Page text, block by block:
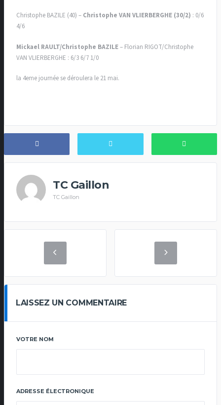
Christophe BAZILE (40) – Christophe VAN VLIERBERGHE (30/2) : 0/6
4/6
Mickael RAULT/Christophe BAZILE– Florian RIGOT/Christophe
VAN VLIERBERGHE : 6/3 6/7 1/0
la 4eme journée se déroulera le 21 mai.
TC Gaillon
TC Gaillon
LAISSEZ UN COMMENTAIRE
VOTRE NOM
ADRESSE ÉLECTRONIQUE